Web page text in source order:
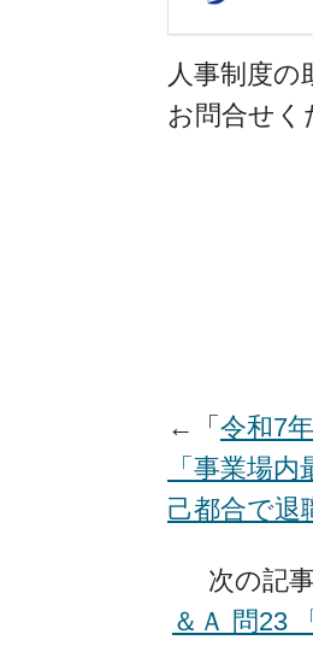
人事制度の
お問合せく
←「 令和7
「事業場
己都合で退
次の記
＆Ａ 問23